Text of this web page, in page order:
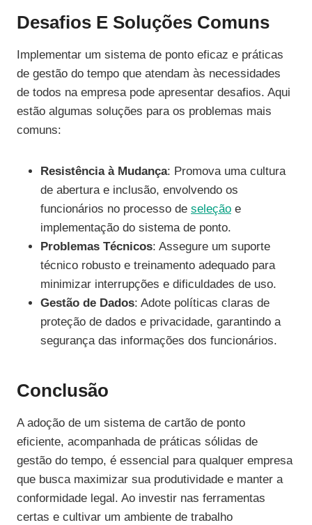
Desafios E Soluções Comuns
Implementar um sistema de ponto eficaz e práticas
de gestão do tempo que atendam às necessidades
de todos na empresa pode apresentar desafios. Aqui
estão algumas soluções para os problemas mais
comuns:
Resistência à Mudança: Promova uma cultura
de abertura e inclusão, envolvendo os
funcionários no processo de seleção e
implementação do sistema de ponto.
Problemas Técnicos: Assegure um suporte
técnico robusto e treinamento adequado para
minimizar interrupções e dificuldades de uso.
Gestão de Dados: Adote políticas claras de
proteção de dados e privacidade, garantindo a
segurança das informações dos funcionários.
Conclusão
A adoção de um sistema de cartão de ponto
eficiente, acompanhada de práticas sólidas de
gestão do tempo, é essencial para qualquer empresa
que busca maximizar sua produtividade e manter a
conformidade legal. Ao investir nas ferramentas
certas e cultivar um ambiente de trabalho